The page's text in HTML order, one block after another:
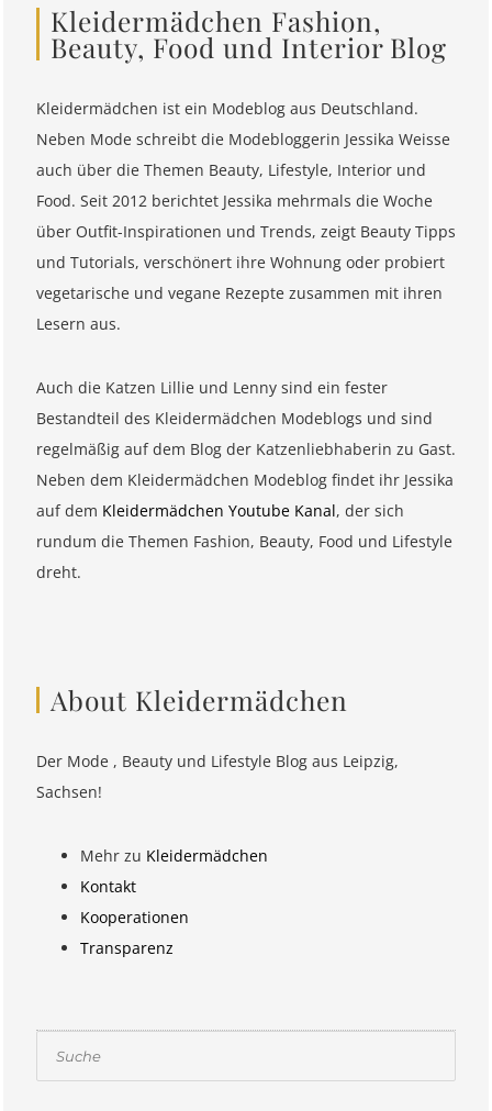
Kleidermädchen Fashion,
Beauty, Food und Interior Blog
Kleidermädchen ist ein Modeblog aus Deutschland.
Neben Mode schreibt die Modebloggerin Jessika Weisse
auch über die Themen Beauty, Lifestyle, Interior und
Food. Seit 2012 berichtet Jessika mehrmals die Woche
über Outfit-Inspirationen und Trends, zeigt Beauty Tipps
und Tutorials, verschönert ihre Wohnung oder probiert
vegetarische und vegane Rezepte zusammen mit ihren
Lesern aus.
Auch die Katzen Lillie und Lenny sind ein fester
Bestandteil des Kleidermädchen Modeblogs und sind
regelmäßig auf dem Blog der Katzenliebhaberin zu Gast.
Neben dem Kleidermädchen Modeblog findet ihr Jessika
auf dem Kleidermädchen Youtube Kanal, der sich
rundum die Themen Fashion, Beauty, Food und Lifestyle
dreht.
About Kleidermädchen
Der Mode , Beauty und Lifestyle Blog aus Leipzig,
Sachsen!
Mehr zu Kleidermädchen
Kontakt
Kooperationen
Transparenz